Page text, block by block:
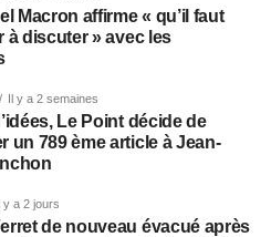
Macron affirme « qu’il faut
à discuter » avec les
Il y a 2 semaines
Le Point décide de
un 789 ème article à Jean-
y a 2 jours
de nouveau évacué après